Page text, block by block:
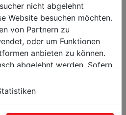
nicht abgelehnt
Website besuchen möchten.
von Partnern zu
oder um Funktionen
anbieten zu können.
abgelehnt werden. Sofern
Cookies.